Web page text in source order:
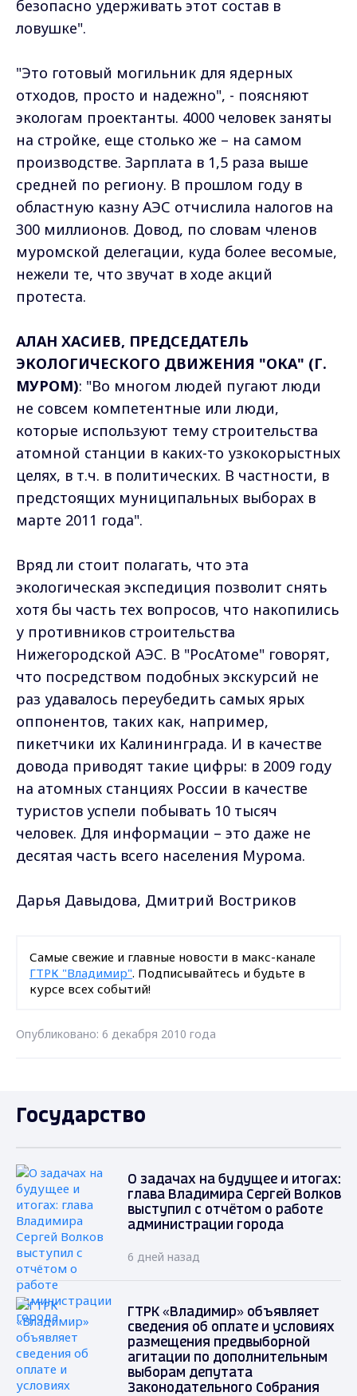
безопасно удерживать этот состав в
ловушке".
"Это готовый могильник для ядерных
отходов, просто и надежно", - поясняют
экологам проектанты. 4000 человек заняты
на стройке, еще столько же – на самом
производстве. Зарплата в 1,5 раза выше
средней по региону. В прошлом году в
областную казну АЭС отчислила налогов на
300 миллионов. Довод, по словам членов
муромской делегации, куда более весомые,
нежели те, что звучат в ходе акций
протеста.
АЛАН ХАСИЕВ, ПРЕДСЕДАТЕЛЬ
ЭКОЛОГИЧЕСКОГО ДВИЖЕНИЯ "ОКА" (Г.
МУРОМ): "Во многом людей пугают люди
не совсем компетентные или люди,
которые используют тему строительства
атомной станции в каких-то узкокорыстных
целях, в т.ч. в политических. В частности, в
предстоящих муниципальных выборах в
марте 2011 года".
Вряд ли стоит полагать, что эта
экологическая экспедиция позволит снять
хотя бы часть тех вопросов, что накопились
у противников строительства
Нижегородской АЭС. В "РосАтоме" говорят,
что посредством подобных экскурсий не
раз удавалось переубедить самых ярых
оппонентов, таких как, например,
пикетчики их Калининграда. И в качестве
довода приводят такие цифры: в 2009 году
на атомных станциях России в качестве
туристов успели побывать 10 тысяч
человек. Для информации – это даже не
десятая часть всего населения Мурома.
Дарья Давыдова, Дмитрий Востриков
Самые свежие и главные новости в макс-канале
ГТРК "Владимир". Подписывайтесь и будьте в
курсе всех событий!
Опубликовано: 6 декабря 2010 года
Государство
О задачах на будущее и итогах:
глава Владимира Сергей Волков
выступил с отчётом о работе
администрации города
6 дней назад
ГТРК «Владимир» объявляет
сведения об оплате и условиях
размещения предвыборной
агитации по дополнительным
выборам депутата
Законодательного Собрания